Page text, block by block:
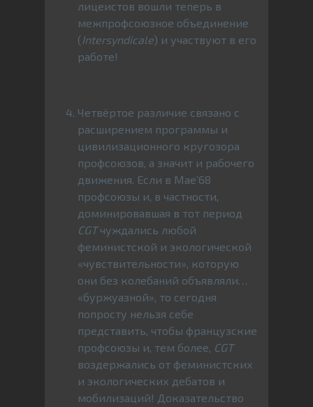
лицеистов вошли теперь в
межпрофсоюзное объединение
(Intersyndicale) и участвуют в его
работе!
Четвёртое различие связано с
расширением программы и
цивилизационного кругозора
профсоюзов, а значит и рабочего
движения. Если в Мае’68
профсоюзы и, в частности,
доминировавшая в тот период
CGTчуждались любой
феминистской и экологической
«чувствительности», которую
они без колебаний объявляли…
«буржуазной», то сегодня
попросту нельзя себе
представить, чтобы французские
профсоюзы и, тем более, CGT
воздержались от феминистских
и экологических дебатов и
мобилизаций! Доказательство